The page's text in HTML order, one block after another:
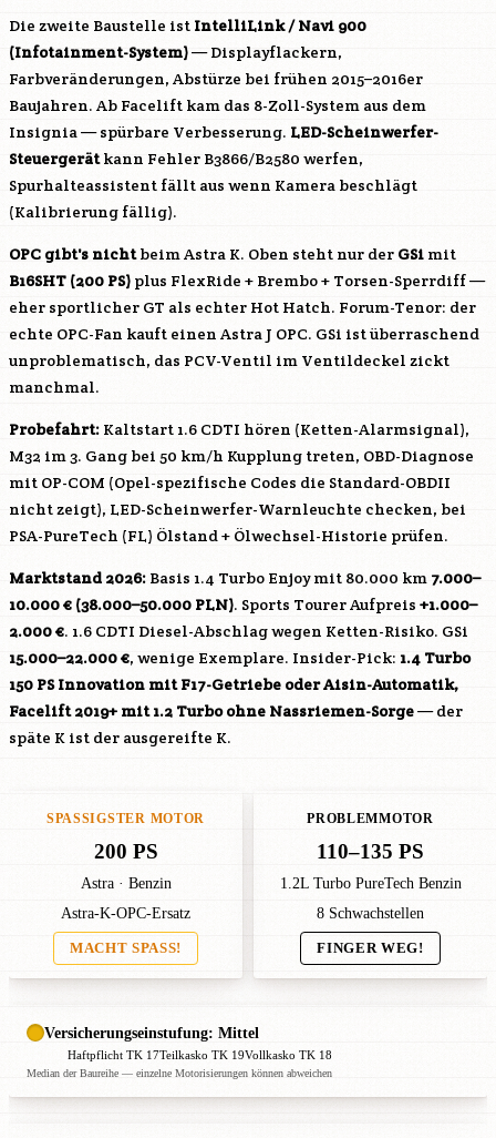
Die zweite Baustelle ist IntelliLink / Navi 900
(Infotainment-System)— Displayflackern,
Farbveränderungen, Abstürze bei frühen 2015–2016er
Baujahren. Ab Facelift kam das 8-Zoll-System aus dem
Insignia — spürbare Verbesserung. LED-Scheinwerfer-
Steuergerätkann Fehler B3866/B2580 werfen,
Spurhalteassistent fällt aus wenn Kamera beschlägt
(Kalibrierung fällig).
OPC gibt's nichtbeim Astra K. Oben steht nur der GSi mit
B16SHT (200 PS) plus FlexRide + Brembo + Torsen-Sperrdiff —
eher sportlicher GT als echter Hot Hatch. Forum-Tenor: der
echte OPC-Fan kauft einen Astra J OPC. GSi ist überraschend
unproblematisch, das PCV-Ventil im Ventildeckel zickt
manchmal.
Probefahrt: Kaltstart 1.6 CDTI hören (Ketten-Alarmsignal),
M32 im 3. Gang bei 50 km/h Kupplung treten, OBD-Diagnose
mit OP-COM (Opel-spezifische Codes die Standard-OBDII
nicht zeigt), LED-Scheinwerfer-Warnleuchte checken, bei
PSA-PureTech (FL) Ölstand + Ölwechsel-Historie prüfen.
Marktstand 2026: Basis 1.4 Turbo Enjoy mit 80.000 km 7.000–
10.000 € (38.000–50.000 PLN). Sports Tourer Aufpreis +1.000–
2.000 €. 1.6 CDTI Diesel-Abschlag wegen Ketten-Risiko. GSi
15.000–22.000 €, wenige Exemplare. Insider-Pick: 1.4 Turbo
150 PS Innovation mit F17-Getriebe oder Aisin-Automatik,
Facelift 2019+ mit 1.2 Turbo ohne Nassriemen-Sorge— der
späte K ist der ausgereifte K.
SPASSIGSTER MOTOR
200 PS
Astra · Benzin
Astra-K-OPC-Ersatz
MACHT SPASS!
PROBLEMMOTOR
110–135 PS
1.2L Turbo PureTech Benzin
8 Schwachstellen
FINGER WEG!
Versicherungseinstufung: Mittel
Haftpflicht TK 17Teilkasko TK 19Vollkasko TK 18
Median der Baureihe — einzelne Motorisierungen können abweichen